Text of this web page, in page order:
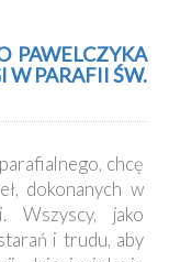
PAWELCZYKA
W PARAFII ŚW.
chcę
dokonanych w
Wszyscy, jako
i trudu, aby